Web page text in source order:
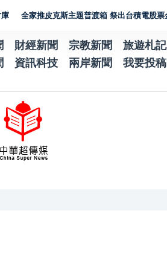
推皮克斯主題普渡箱 祭出台積電股票金抽獎
財經新聞 宗教新聞 旅遊札記
資訊科技 兩岸新聞 我要投稿